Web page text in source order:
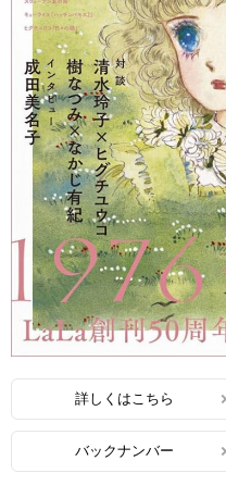
詳しくはこちら
バックナンバー